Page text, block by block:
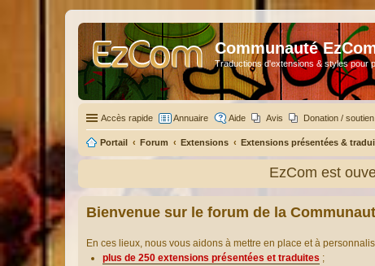
Communauté
Traductions d'extensions & styles pour
Accès rapide Annuaire Aide Avis Donation / soutien
Portail Forum Extensions Extensions présentées &
EzCom est
Bienvenue sur le forum de la
En ces lieux, nous vous aidons à mettre en place et à
plus de 250 extensions présentées et traduites ;